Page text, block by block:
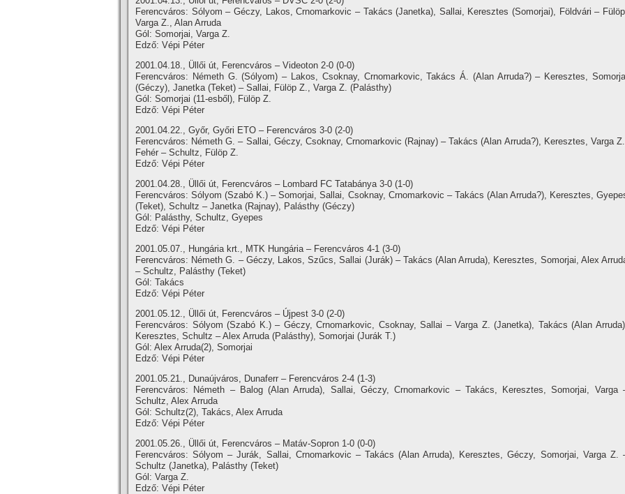
Ferencváros: Sólyom – Géczy, Lakos, Crnomarkovic – Takács (Janetka), Sallai, Keresztes (Somorjai), Földvári –
Varga Z., Alan Arruda
Gól: Somorjai, Varga Z.
Edző: Vépi Péter
2001.04.18., Üllői út, Ferencváros – Videoton 2-0 (0-0)
Ferencváros: Németh G. (Sólyom) – Lakos, Csoknay, Crnomarkovic, Takács Á. (Alan Arruda?) – Keresztes,
(Géczy), Janetka (Teket) – Sallai, Fülöp Z., Varga Z. (Palásthy)
Gól: Somorjai (11-esből), Fülöp Z.
Edző: Vépi Péter
2001.04.22., Győr, Győri ETO – Ferencváros 3-0 (2-0)
Ferencváros: Németh G. – Sallai, Géczy, Csoknay, Crnomarkovic (Rajnay) – Takács (Alan Arruda?), Keresztes, Varga
Fehér – Schultz, Fülöp Z.
Edző: Vépi Péter
2001.04.28., Üllői út, Ferencváros – Lombard FC Tatabánya 3-0 (1-0)
Ferencváros: Sólyom (Szabó K.) – Somorjai, Sallai, Csoknay, Crnomarkovic – Takács (Alan Arruda?), Keresztes,
(Teket), Schultz – Janetka (Rajnay), Palásthy (Géczy)
Gól: Palásthy, Schultz, Gyepes
Edző: Vépi Péter
2001.05.07., Hungária krt., MTK Hungária – Ferencváros 4-1 (3-0)
Ferencváros: Németh G. – Géczy, Lakos, Szűcs, Sallai (Jurák) – Takács (Alan Arruda), Keresztes, Somorjai, Alex
– Schultz, Palásthy (Teket)
Gól: Takács
Edző: Vépi Péter
2001.05.12., Üllői út, Ferencváros – Újpest 3-0 (2-0)
Ferencváros: Sólyom (Szabó K.) – Géczy, Crnomarkovic, Csoknay, Sallai – Varga Z. (Janetka), Takács (Alan
Keresztes, Schultz – Alex Arruda (Palásthy), Somorjai (Jurák T.)
Gól: Alex Arruda(2), Somorjai
Edző: Vépi Péter
2001.05.21., Dunaújváros, Dunaferr – Ferencváros 2-4 (1-3)
Ferencváros: Németh – Balog (Alan Arruda), Sallai, Géczy, Crnomarkovic – Takács, Keresztes, Somorjai, Varga
Schultz, Alex Arruda
Gól: Schultz(2), Takács, Alex Arruda
Edző: Vépi Péter
2001.05.26., Üllői út, Ferencváros – Matáv-Sopron 1-0 (0-0)
Ferencváros: Sólyom – Jurák, Sallai, Crnomarkovic – Takács (Alan Arruda), Keresztes, Géczy, Somorjai, Varga Z.
Schultz (Janetka), Palásthy (Teket)
Gól: Varga Z.
Edző: Vépi Péter